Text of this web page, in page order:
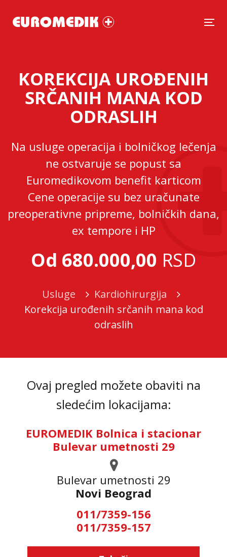
KOREKCIJA UROĐENIH
SRČANIH MANA KOD
ODRASLIH
Na usluge operacija i bolničkog lečenja
ne ostvaruje se popust sa
Euromedikovom benefit karticom
Cene operacije su bez uračunate
preoperativne pripreme, bolničkih dana,
ex tempore i HP
Od 680.000,00 RSD
Usluge
Kardiohirurgija
Korekcija urođenih srčanih mana kod
odraslih
Ovaj pregled možete obaviti na
sledećim lokacijama:
EUROMEDIK Bolnica i stacionar
Bulevar umetnosti 29
Bulevar umetnosti 29
Novi Beograd
011/7359-156
011/7359-157